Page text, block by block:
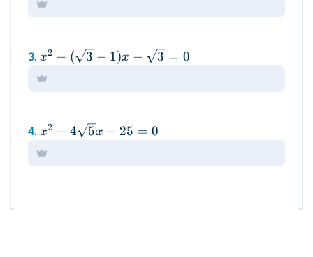
3. x2 + ( 3 − 1)x − 3 = 0
4. x2 + 4 5x − 25 = 0